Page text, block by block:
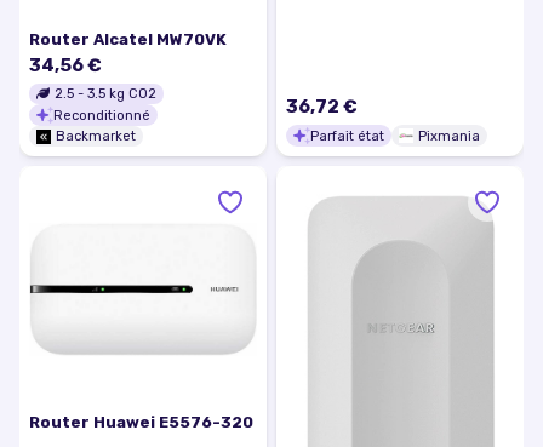
Router Alcatel MW70VK
34,56 €
2.5 - 3.5 kg CO2
Reconditionné
Backmarket
36,72 €
Parfait état Pixmania
Router Huawei E5576-320